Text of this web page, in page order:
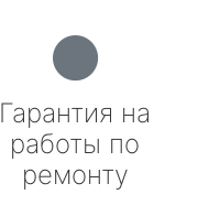
Гарантия на
работы по
ремонту